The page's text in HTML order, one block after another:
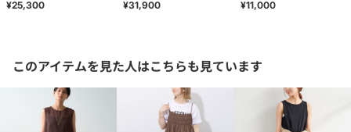
¥25,300 ¥31,900 ¥11,000